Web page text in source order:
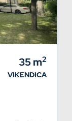
35m2
VIKENDICA